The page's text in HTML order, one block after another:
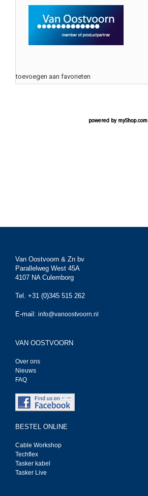
toevoegen aan favorieten
powered by myShop.com
Van Oostvoorn & Zn bv
Parallelweg West 45A
4107 NA Culemborg
Tel. +31 (0)345 515 262
E-mail: info@vanoostvoorn.nl
VAN OOSTVOORN
Over ons
Nieuws
FAQ
BESTEL ONLINE
Cable Workshop
Techflex
Tasker kabel
Tasker Live